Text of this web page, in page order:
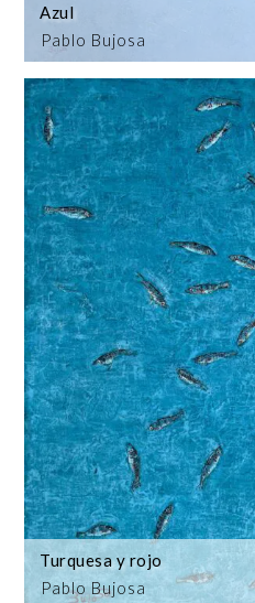
Pablo Bujosa
Azul
Pablo Bujosa
Turquesa y rojo